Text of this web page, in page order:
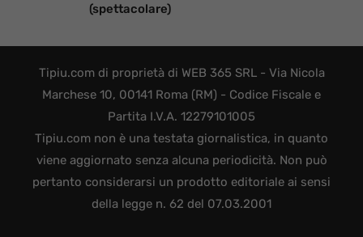
(spettacolare)
Tipiu.com di proprietà di WEB 365 SRL - Via Nicola
Marchese 10, 00141 Roma (RM) - Codice Fiscale e
Partita I.V.A. 12279101005
Tipiu.com non è una testata giornalistica, in quanto
viene aggiornato senza alcuna periodicità. Non può
pertanto considerarsi un prodotto editoriale ai sensi
della legge n. 62 del 07.03.2001